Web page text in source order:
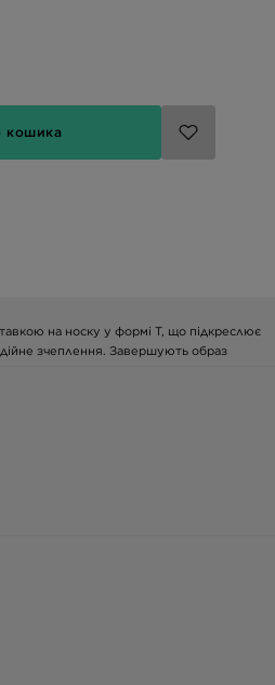
кошика
на носку у формі Т, що підкреслює
зчеплення. Завершують образ